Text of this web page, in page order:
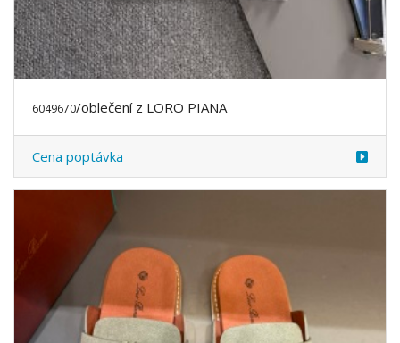
6049670/oblečení z LORO PIANA
Cena poptávka